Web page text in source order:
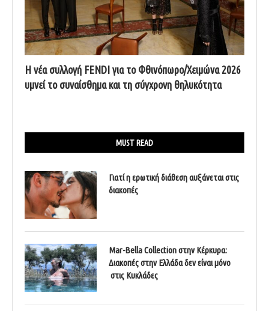
Η νέα συλλογή FENDI για το Φθινόπωρο/Χειμώνα 2026
υμνεί το συναίσθημα και τη σύγχρονη θηλυκότητα
MUST READ
Γιατί η ερωτική διάθεση αυξάνεται στις
διακοπές
Mar-Bella Collection στην Κέρκυρα:
Διακοπές στην Ελλάδα δεν είναι μόνο
στις Κυκλάδες